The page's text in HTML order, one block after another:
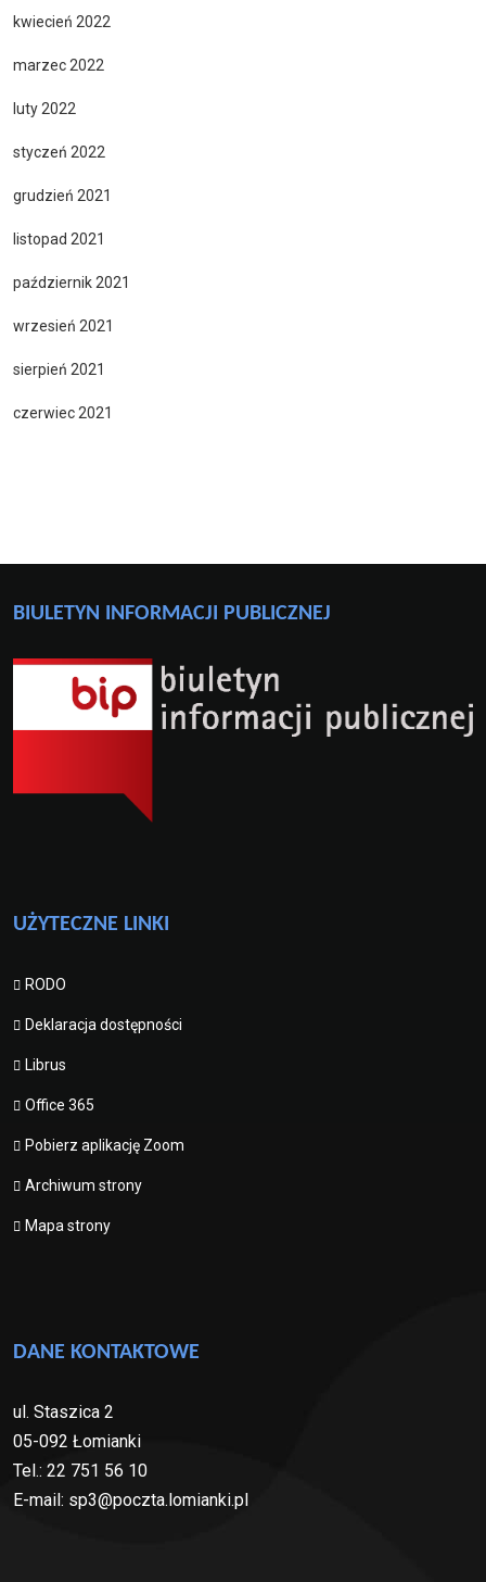
kwiecień 2022
marzec 2022
luty 2022
styczeń 2022
grudzień 2021
listopad 2021
październik 2021
wrzesień 2021
sierpień 2021
czerwiec 2021
BIULETYN INFORMACJI PUBLICZNEJ
UŻYTECZNE LINKI
RODO
Deklaracja dostępności
Librus
Office 365
Pobierz aplikację Zoom
Archiwum strony
Mapa strony
DANE KONTAKTOWE
ul. Staszica 2
05-092 Łomianki
Tel.: 22 751 56 10
E-mail: sp3@poczta.lomianki.pl